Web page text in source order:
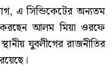
এ সিন্ডিকেটের অন্যতম
করছেন আলম মিয়া ওরফে
যুবলীগের রাজনীতির